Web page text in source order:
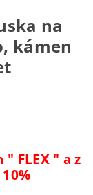
na
kámen
FLEX " a z